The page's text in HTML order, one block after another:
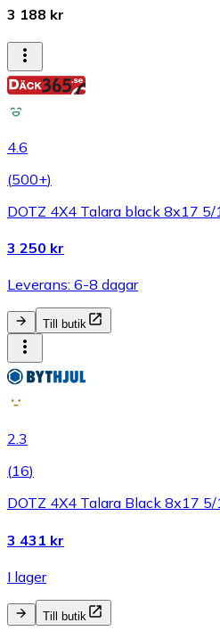
3 188 kr
4.6
(500+)
DOTZ 4X4 Talara black 8x17
3 250 kr
Leverans: 6-8 dagar
Till butik
2.3
(16)
DOTZ 4X4 Talara Black 8x17
3 431 kr
I lager
Till butik